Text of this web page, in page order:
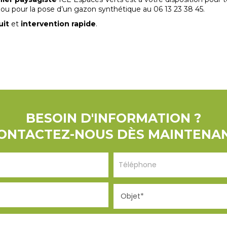
pour la pose d’un gazon synthétique au 06 13 23 38 45.
et intervention rapide.
BESOIN D'INFORMATION ?
NOUS DÈS